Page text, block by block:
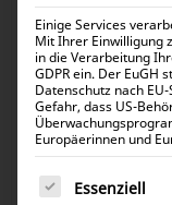
326,40€ inkl. 0%
Victron
Einige Services
Mit Ihrer Einwilligung
in die Verarbeitung
GDPR ein. Der EuGH
Datenschutz nach
Gefahr, dass US-
Europäerinnen und
Es folgt eine
Essenziell